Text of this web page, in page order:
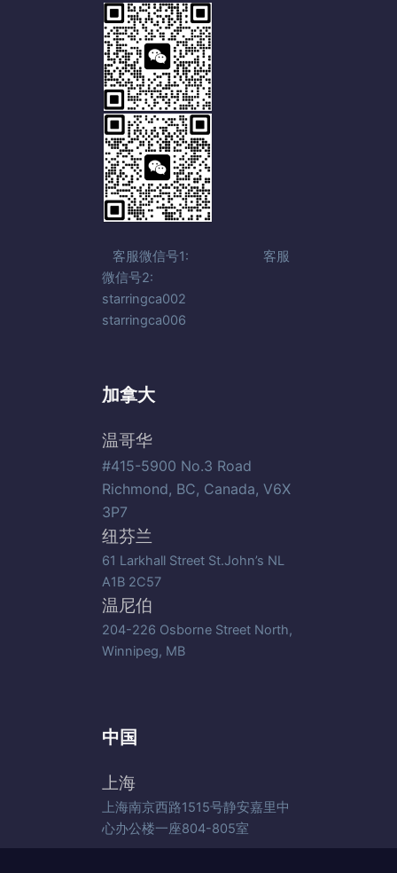
客服微信号1: 客服
微信号2:
starringca002
starringca006
加拿大
温哥华
#415-5900 No.3 Road
Richmond, BC, Canada, V6X
3P7
纽芬兰
61 Larkhall Street St.John’s NL
A1B 2C57
温尼伯
204-226 Osborne Street North,
Winnipeg, MB
中国
上海
上海南京西路1515号静安嘉里中
心办公楼一座804-805室